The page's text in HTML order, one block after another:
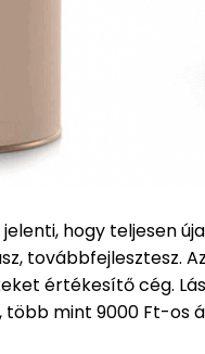
hogy teljesen
továbbfejlesztesz.
értékesítő cég.
több mint 9000 Ft-os